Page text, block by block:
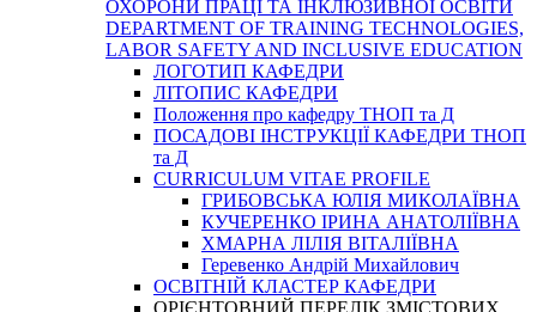
ОХОРОНИ ПРАЦІ ТА ІНКЛЮЗИВНОЇ ОСВІТИ
DEPARTMENT OF TRAINING TECHNOLOGIES,
LABOR SAFETY AND INCLUSIVE EDUCATION
ЛОГОТИП КАФЕДРИ
ЛІТОПИС КАФЕДРИ
Положення про кафедру ТНОП та Д
ПОСАДОВІ ІНСТРУКЦІЇ КАФЕДРИ ТНОП
та Д
CURRICULUM VITAE PROFILE
ГРИБОВСЬКА ЮЛІЯ МИКОЛАЇВНА
КУЧЕРЕНКО ІРИНА АНАТОЛІЇВНА
ХМАРНА ЛІЛІЯ ВІТАЛІЇВНА
Геревенко Андрій Михайлович
ОСВІТНІЙ КЛАСТЕР КАФЕДРИ
ОРІЄНТОВНИЙ ПЕРЕЛІК ЗМІСТОВИХ